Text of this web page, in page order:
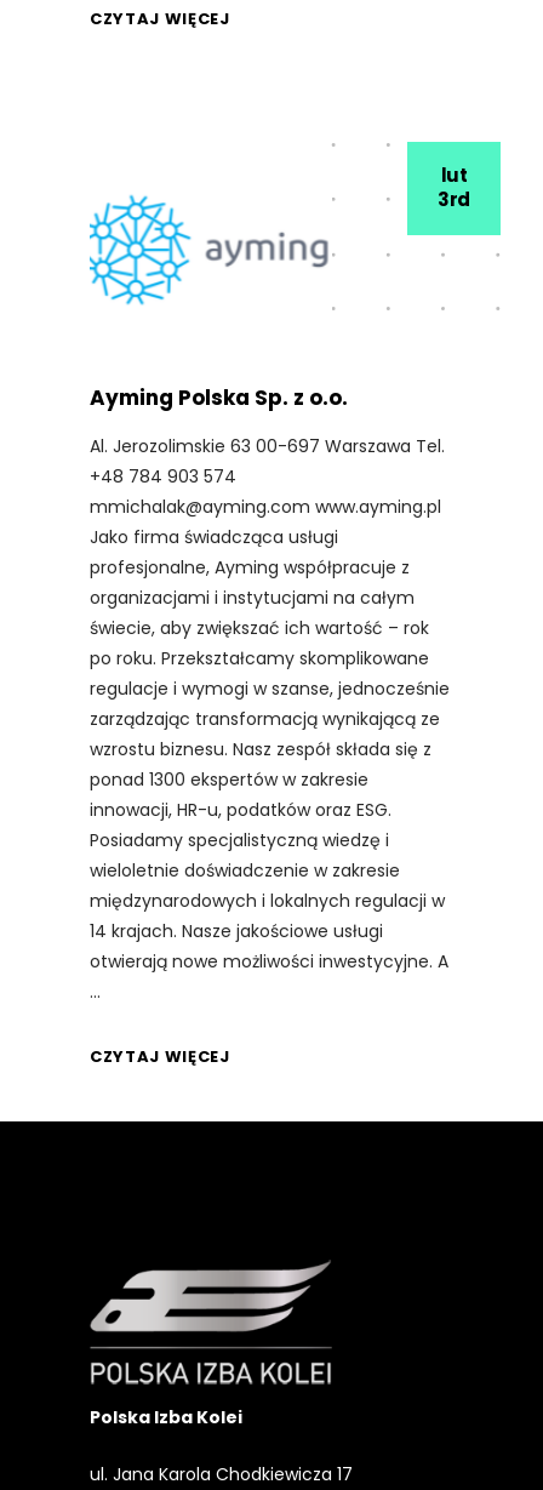
CZYTAJ WIĘCEJ
lut
3rd
Ayming Polska Sp. z o.o.
Al. Jerozolimskie 63 00-697 Warszawa Tel.
+48 784 903 574
mmichalak@ayming.com www.ayming.pl
Jako firma świadcząca usługi
profesjonalne, Ayming współpracuje z
organizacjami i instytucjami na całym
świecie, aby zwiększać ich wartość – rok
po roku. Przekształcamy skomplikowane
regulacje i wymogi w szanse, jednocześnie
zarządzając transformacją wynikającą ze
wzrostu biznesu. Nasz zespół składa się z
ponad 1300 ekspertów w zakresie
innowacji, HR-u, podatków oraz ESG.
Posiadamy specjalistyczną wiedzę i
wieloletnie doświadczenie w zakresie
międzynarodowych i lokalnych regulacji w
14 krajach. Nasze jakościowe usługi
otwierają nowe możliwości inwestycyjne. A
CZYTAJ WIĘCEJ
Polska Izba Kolei
ul. Jana Karola Chodkiewicza 17